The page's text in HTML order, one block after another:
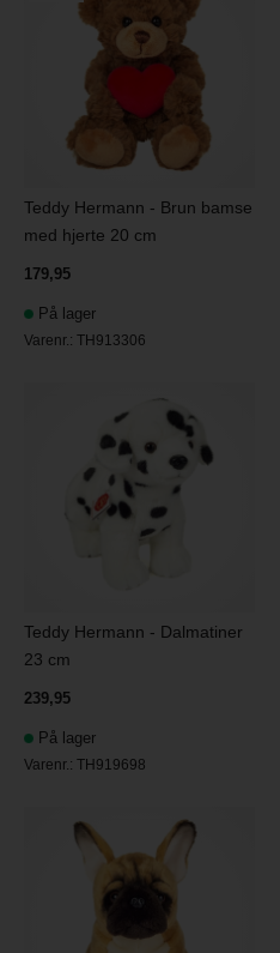
Teddy Hermann - Brun bamse
med hjerte 20 cm
179,95
På lager
Varenr.:TH913306
Teddy Hermann - Dalmatiner
23 cm
239,95
På lager
Varenr.:TH919698